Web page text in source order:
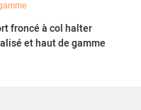
froncé à col halter
et haut de gamme